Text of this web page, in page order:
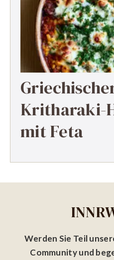
Kritharaki-
mit Feta
Werden Sie Teil
Community und